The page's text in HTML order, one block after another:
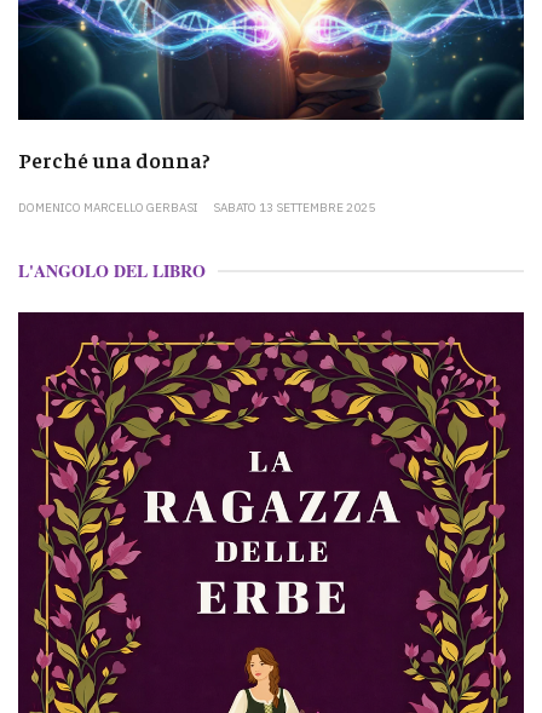
Perché una donna?
DOMENICO MARCELLO GERBASI SABATO 13 SETTEMBRE 2025
L'ANGOLO DEL LIBRO